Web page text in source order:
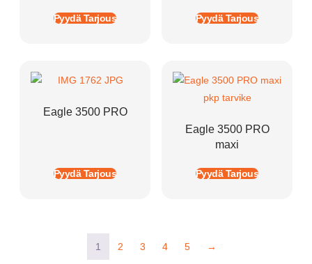
Pyydä Tarjous Pyydä Tarjous
Eagle 3500 PRO
Pyydä Tarjous
Eagle 3500 PRO
maxi
Pyydä Tarjous
1 2 3 4 5 →